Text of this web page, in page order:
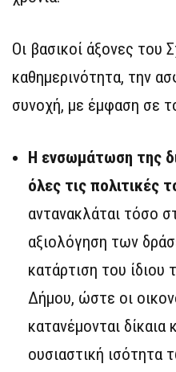
Οι βασικοί άξονες του
καθημερινότητα, την
συνοχή, με έμφαση σε
Η ενσωμάτωση της
όλες τις πολιτικές
αντανακλάται τόσο
αξιολόγηση των
κατάρτιση του
Δήμου, ώστε οι
κατανέμονται
ουσιαστική ισότητα